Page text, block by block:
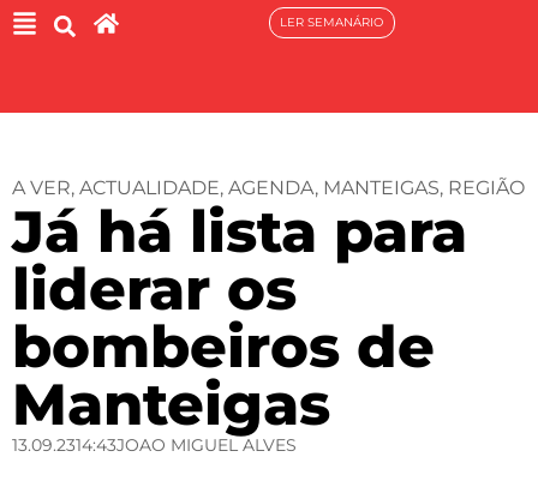
LER SEMANÁRIO
A VER, ACTUALIDADE, AGENDA, MANTEIGAS, REGIÃO
Já há lista para
liderar os
bombeiros de
Manteigas
13.09.2314:43JOAO MIGUEL ALVES